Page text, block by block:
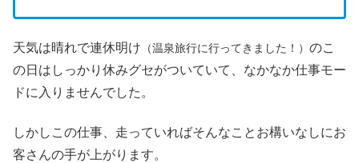
天気は晴れで連休明け （温泉旅行に行ってきました！） のこ
の日はしっかり休みグセがついていて、なかなか仕事モー
ドに入りませんでした。
しかしこの仕事、走っていればそんなことお構いなしにお
客さんの手が上がります。